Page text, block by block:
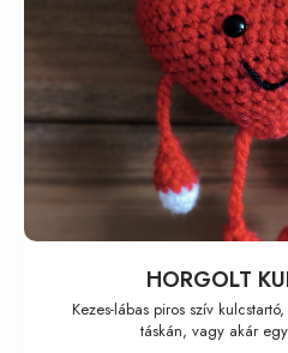
HORGOLT
Kezes-lábas piros szív
táskán, vagy akár